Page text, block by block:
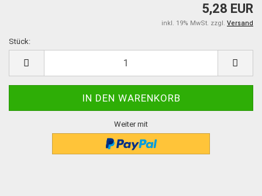
5,28 EUR
inkl. 19% MwSt. zzgl. Versand
Stück:
Weiter mit